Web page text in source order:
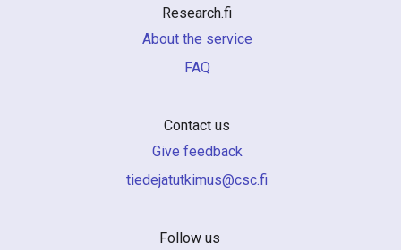
Research.fi
About the service
FAQ
Contact us
Give feedback
if.csc@sumiktutajedeit
Follow us